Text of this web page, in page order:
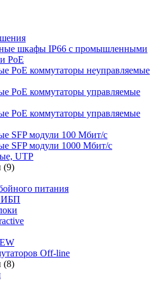
шкафы IP66 c промышленными
PoE
PoE коммутаторы неуправляемые
PoE коммутаторы управляемые
PoE коммутаторы управляемые
SFP модули 100 Мбит/c
SFP модули 1000 Мбит/c
UTP
(9)
питания
ИБП
Off-line
(8)